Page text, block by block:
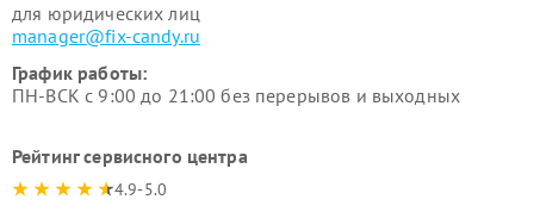
для юридических лиц
manager@fix-candy.ru
График работы:
ПН-ВСК с 9:00 до 21:00 без перерывов и выходных
Рейтинг сервисного центра
4.9-5.0